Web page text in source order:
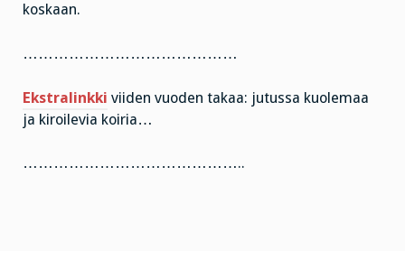
koskaan.
……………………………………
Ekstralinkki viiden vuoden takaa: jutussa kuolemaa
ja kiroilevia koiria…
……………………………………..